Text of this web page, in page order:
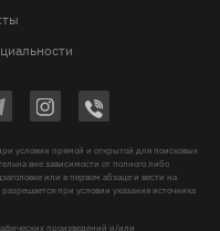
условии прямой и открытой для поисковых
вне зависимости от полного либо
или в первом абзаце и вести на
при условии указания источника
произведений и/или